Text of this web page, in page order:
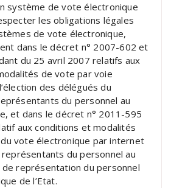
système de vote électronique
les obligations légales
de vote électronique,
dans le décret n° 2007-602 et
du 25 avril 2007 relatifs aux
de vote par voie
des délégués du
du personnel au
et dans le décret n° 2011-595
aux conditions et modalités
vote électronique par internet
représentants du personnel au
représentation du personnel
de l’Etat.